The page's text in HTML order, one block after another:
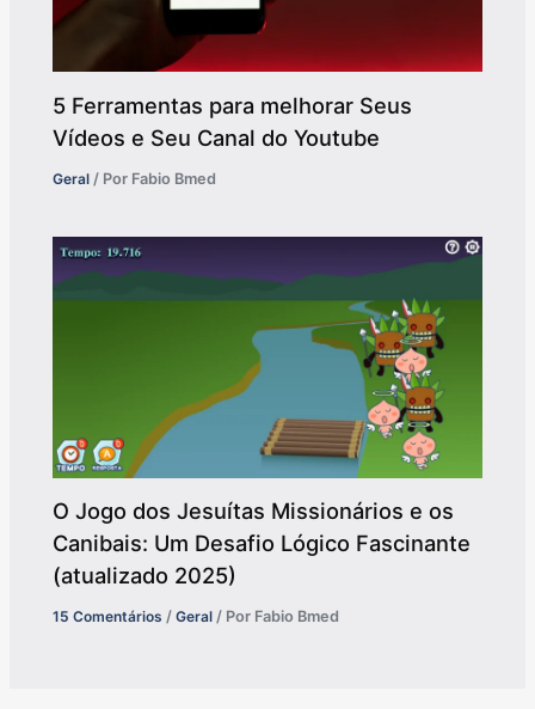
5 Ferramentas para melhorar Seus
Vídeos e Seu Canal do Youtube
Geral / Por Fabio Bmed
O Jogo dos Jesuítas Missionários e os
Canibais: Um Desafio Lógico Fascinante
(atualizado 2025)
15 Comentários /Geral / Por Fabio Bmed